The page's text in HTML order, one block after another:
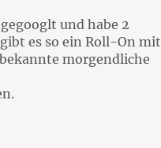
und habe 2
es so ein Roll-On mit
morgendliche